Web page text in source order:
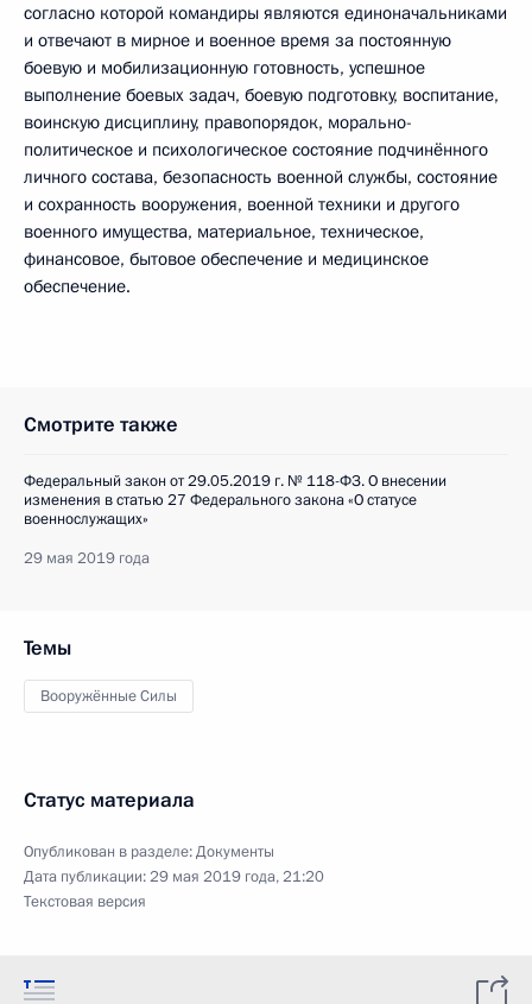
согласно которой командиры являются единоначальниками
и отвечают в мирное и военное время за постоянную
боевую и мобилизационную готовность, успешное
выполнение боевых задач, боевую подготовку, воспитание,
воинскую дисциплину, правопорядок, морально-
политическое и психологическое состояние подчинённого
личного состава, безопасность военной службы, состояние
и сохранность вооружения, военной техники и другого
военного имущества, материальное, техническое,
финансовое, бытовое обеспечение и медицинское
обеспечение.
Смотрите также
Федеральный закон от 29.05.2019 г. № 118-ФЗ. О внесении
изменения в статью 27 Федерального закона «О статусе
военнослужащих»
29 мая 2019 года
Темы
Вооружённые Силы
Статус материала
Опубликован в разделе:Документы
Дата публикации:29 мая 2019 года, 21:20
Текстовая версия